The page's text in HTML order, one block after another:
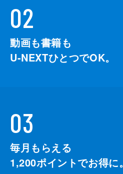
02
動画も書籍も
U-NEXTひとつでOK。
03
毎月もらえる
1,200ポイントでお得に。